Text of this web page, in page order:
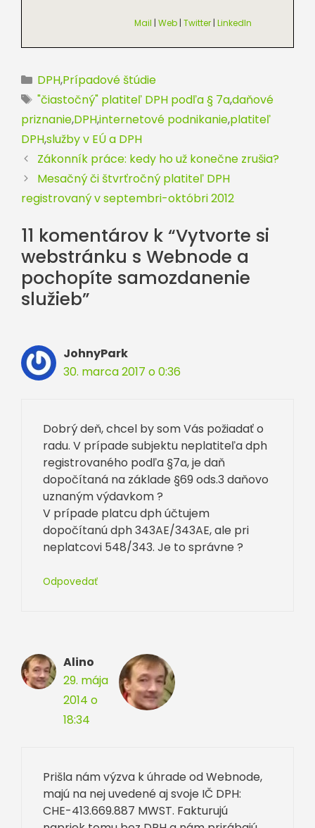
Mail | Web | Twitter | LinkedIn
Kategórie
DPH,Prípadové štúdie
Značky
"čiastočný" platiteľ DPH podľa § 7a,daňové
priznanie,DPH,internetové podnikanie,platiteľ
DPH,služby v EÚ a DPH
Zákonník práce: kedy ho už konečne zrušia?
Mesačný či štvrťročný platiteľ DPH
registrovaný v septembri-októbri 2012
11 komentárov k “Vytvorte si
webstránku s Webnode a
pochopíte samozdanenie
služieb”
JohnyPark
30. marca 2017 o 0:36
Dobrý deň, chcel by som Vás požiadať o
radu. V prípade subjektu neplatiteľa dph
registrovaného podľa §7a, je daň
dopočítaná na základe §69 ods.3 daňovo
uznaným výdavkom ?
V prípade platcu dph účtujem
dopočítanú dph 343AE/343AE, ale pri
neplatcovi 548/343. Je to správne ?
Odpovedať
Alino
29. mája
2014 o
18:34
Prišla nám výzva k úhrade od Webnode,
majú na nej uvedené aj svoje IČ DPH:
CHE-413.669.887 MWST. Fakturujú